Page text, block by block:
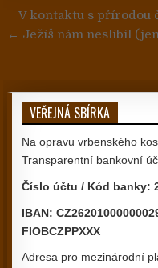
Navigace pro
V kontaktu s přírodou
← Ježíš nám neslíbil
VEŘEJNÁ SBÍRKA
Na opravu vrbenského
Transparentní bankovní
Číslo účtu / Kód banky:
IBAN:
FIOBCZPPXXX
Adresa pro mezinárodní